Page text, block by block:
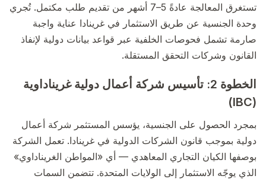
تستغرق المعالجة عادةً 5–7 أشهر من تقديم طلب مكتمل. تُجري
وحدة الجنسية عن طريق الاستثمار في غرينادا عناية واجبة
صارمة تشمل فحوصات الخلفية عبر قواعد بيانات دولية لإنفاذ
القانون وشركات التحقق المستقلة.
الخطوة 2: تأسيس شركة أعمال دولية غريناداوية
(IBC)
بمجرد الحصول على الجنسية، يؤسس المستثمر شركة أعمال
دولية بموجب قانون الشركات الدولية في غرينادا. تعمل الشركة
بوصفها الكيان التجاري المعاهدي — أي «المواطن الغريناداوي»
الذي يوجّه الاستثمار إلى الولايات المتحدة. تتضمن السمات